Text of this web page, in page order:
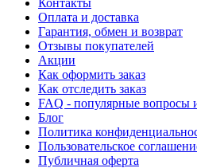
Оплата и доставка
Гарантия, обмен и возврат
Отзывы покупателей
Акции
Как оформить заказ
Как отследить заказ
FAQ - популярные вопросы
Блог
Политика
Пользовательское
Публичная оферта